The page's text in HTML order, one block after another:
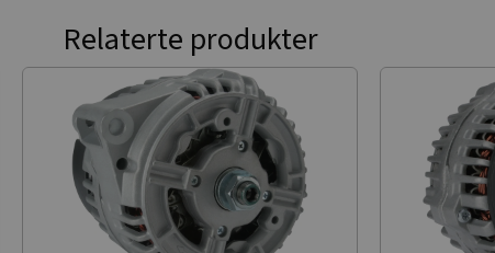
Relaterte produkter